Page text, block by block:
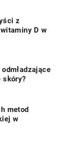
z
D w
skóry?
metod
w